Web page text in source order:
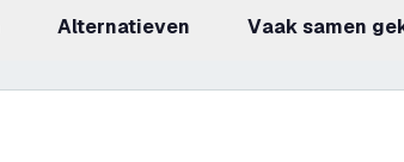
Alternatieven Vaak samen